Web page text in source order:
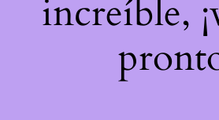
increíble,